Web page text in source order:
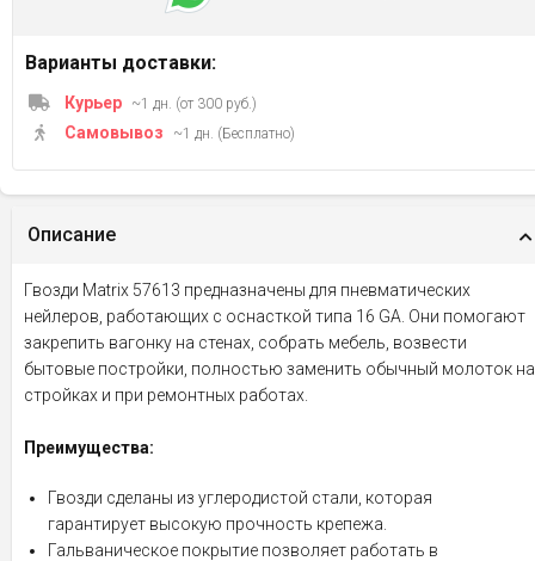
Варианты доставки:
Курьер ~1 дн. (от 300 руб.)
Самовывоз ~1 дн. (Бесплатно)
Описание
Гвозди Matrix 57613 предназначены для пневматических
нейлеров, работающих с оснасткой типа 16 GA. Они помогают
закрепить вагонку на стенах, собрать мебель, возвести
бытовые постройки, полностью заменить обычный молоток на
стройках и при ремонтных работах.
Преимущества:
Гвозди сделаны из углеродистой стали, которая
гарантирует высокую прочность крепежа.
Гальваническое покрытие позволяет работать в